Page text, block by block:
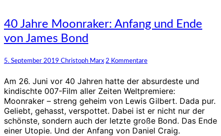
40
Jahre
Moonraker:
und
von
James
Bond
40 Jahre Moonraker: Anfang und Ende
von James Bond
5. September 2019 Christoph Marx Kommentare
2 Kommentare
Am 26. Juni vor 40 Jahren hatte der absurdeste und
kindischte 007-Film aller Zeiten Weltpremiere:
Moonraker – streng geheim von Lewis Gilbert. Dada pur.
Geliebt, gehasst, verspottet. Dabei ist er nicht nur der
schönste, sondern auch der letzte große Bond. Das Ende
einer Utopie. Und der Anfang von Daniel Craig.